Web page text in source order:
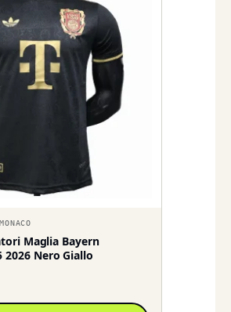
Maglia Bayern
2026 Nero Giallo